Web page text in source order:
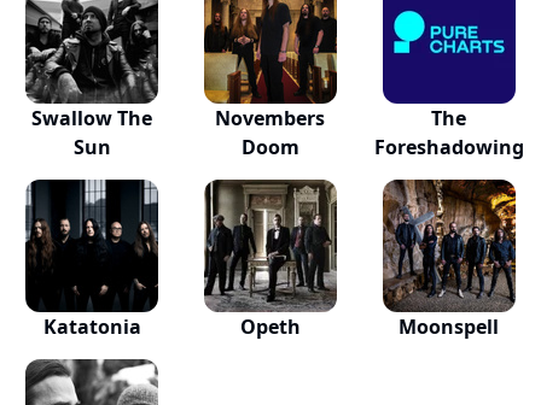
Swallow The
Sun
Novembers
Doom
The
Foreshadowing
Katatonia Opeth Moonspell